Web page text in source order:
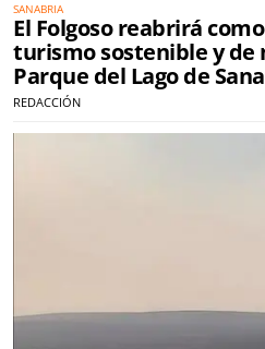
SANABRIA
El Folgoso reabrirá
turismo sostenible y de
Parque del Lago de
REDACCIÓN